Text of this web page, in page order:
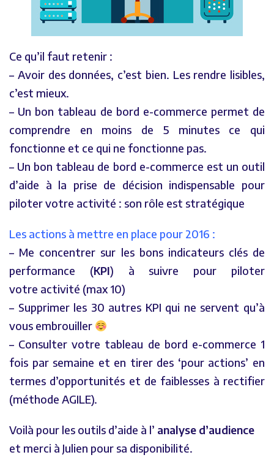
Ce qu’il faut retenir :
– Avoir des données, c’est bien. Les rendre lisibles,
c’est mieux.
– Un bon tableau de bord e-commerce permet de
comprendre en moins de 5 minutes ce qui
fonctionne et ce qui ne fonctionne pas.
– Un bon tableau de bord e-commerce est un outil
d’aide à la prise de décision indispensable pour
piloter votre activité : son rôle est stratégique
Les actions à mettre en place pour 2016 :
– Me concentrer sur les bons indicateurs clés de
performance (KPI) à suivre pour piloter
votre activité (max 10)
– Supprimer les 30 autres KPI qui ne servent qu’à
vous embrouiller
– Consulter votre tableau de bord e-commerce 1
fois par semaine et en tirer des ‘pour actions’ en
termes d’opportunités et de faiblesses à rectifier
(méthode AGILE).
Voilà pour les outils d’aide à l’ analyse d’audience
et merci à Julien pour sa disponibilité.